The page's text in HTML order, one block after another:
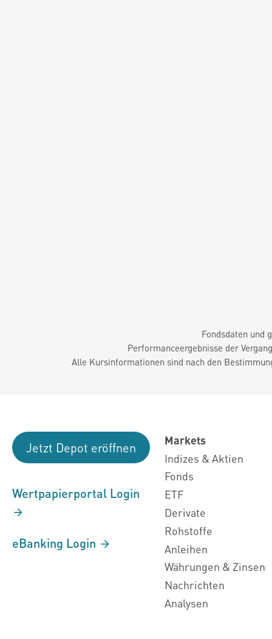
Fondsdaten und
Performanceergebnisse der
Alle Kursinformationen sind nach den
Jetzt Depot eröffnen
Wertpapierportal Login
eBanking Login
Markets
Indizes & Aktien
Fonds
ETF
Derivate
Rohstoffe
Anleihen
Währungen & Zinsen
Nachrichten
Analysen